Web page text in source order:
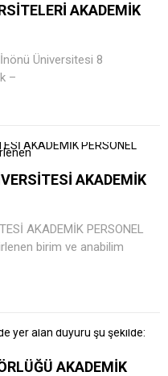
AKADEMİK
Üniversitesi 8
–
AKADEMİK
AKADEMİK PERSONEL
birim ve anabilim
AKADEMİK